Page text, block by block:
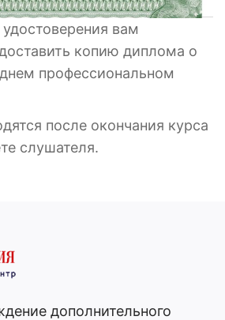
вам
копию диплома о
профессиональном
после окончания курса
слушателя.
дополнительного